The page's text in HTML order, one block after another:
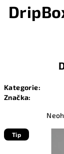
Kategorie:
Značka:
Tip